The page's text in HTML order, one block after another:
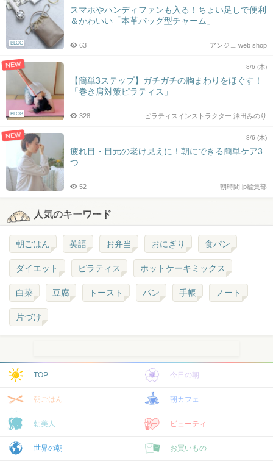
BLOG
スマホやハンディファンも入る！ちょい足しで便利
＆かわいい「本革バッグ型チャーム」
アンジェ web shop
63
NEW
BLOG
8/6 (木)
【簡単3ステップ】ガチガチの胸まわりをほぐす！
「巻き肩対策ピラティス」
ピラティスインストラクター 澤田みのり
328
NEW 8/6 (木)
疲れ目・目元の老け見えに！朝にできる簡単ケア3
つ
朝時間.jp編集部
52
人気のキーワード
朝ごはん 英語 お弁当 おにぎり 食パン
ダイエット ピラティス ホットケーキミックス
白菜 豆腐 トースト パン 手帳 ノート
片づけ
TOP 今日の朝
朝ごはん 朝カフェ
朝美人 ビューティ
世界の朝 お買いもの